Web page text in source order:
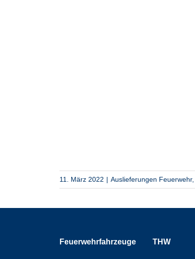
11. März 2022 | Auslieferungen Feuerwehr,
Feuerwehrfahrzeuge THW